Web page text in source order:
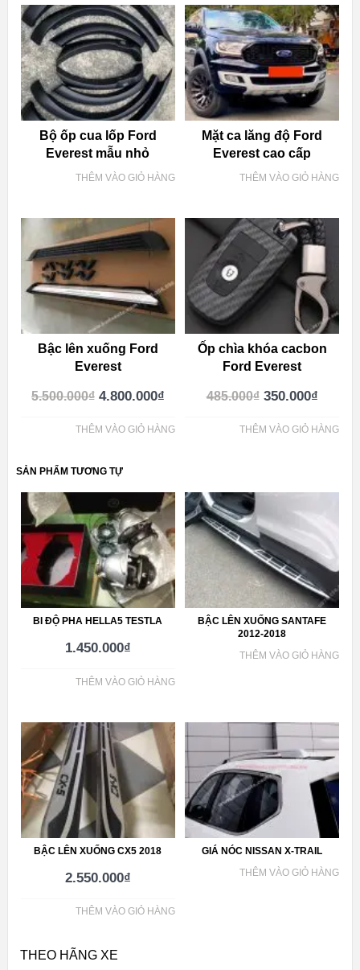
Bộ ốp cua lốp Ford
Everest mẫu nhỏ
THÊM VÀO GIỎ HÀNG
Mặt ca lăng độ Ford
Everest cao cấp
THÊM VÀO GIỎ HÀNG
Bậc lên xuống Ford
Everest
5.500.000₫ 4.800.000₫
THÊM VÀO GIỎ HÀNG
Ốp chìa khóa cacbon
Ford Everest
485.000₫ 350.000₫
THÊM VÀO GIỎ HÀNG
SẢN PHẨM TƯƠNG TỰ
BI ĐỘ PHA HELLA5 TESTLA
1.450.000₫
THÊM VÀO GIỎ HÀNG
BẬC LÊN XUỐNG SANTAFE
2012-2018
THÊM VÀO GIỎ HÀNG
BẬC LÊN XUỐNG CX5 2018
2.550.000₫
THÊM VÀO GIỎ HÀNG
GIÁ NÓC NISSAN X-TRAIL
THÊM VÀO GIỎ HÀNG
THEO HÃNG XE